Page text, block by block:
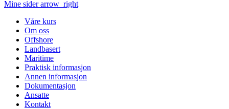
Mine sider arrow_right
Våre kurs
Om oss
Offshore
Landbasert
Maritime
Praktisk informasjon
Annen informasjon
Dokumentasjon
Ansatte
Kontakt